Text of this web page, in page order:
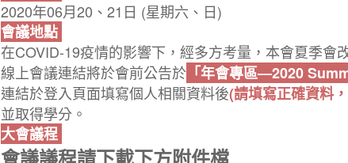
2020年06月20、21日 (星期六、日)
會議地點
在COVID-19疫情的影響下，經多方考量，本會夏季會
線上會議連結將於會前公告於「年會專區—2020
連結於登入頁面填寫個人相關資料後(請填寫正確資料
並取得學分。
大會議程
會議議程請下載下方附件檔